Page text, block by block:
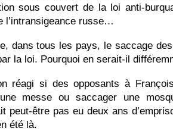
sous couvert de la loi anti-
l’intransigeance russe…
dans tous les pays, le saccage
la loi. Pourquoi en serait-il
réagi si des opposants à
messe ou saccager une
peut-être pas eu deux ans
été là.